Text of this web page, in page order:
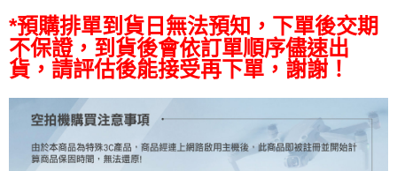
【關於「AFTEE先享後付」】
AFTEE先享後付是「在收到商品之後才付款」的支付方式。 讓您購物簡單
便利好安心！
１．簡單：不需註冊會員、不需綁卡、不需儲值。
２．便利：只要手機號碼，簡訊認證，即可結帳。
３．安心：先確認商品／服務後，再付款。
【「AFTEE先享後付」結帳流程】
１．於結帳方式選擇「AFTEE先享後付」後，將跳轉至「AFTEE先享後付」
結帳頁面，進行簡訊認證並確認金額後，即可完成結帳。
ATM付款
運送方式
每筆NT$75，滿NT$399(含以上)免運費
付款後門市自取
*預購排單到貨日無法預知，下單後交期
不保證，到貨後會依訂單順序儘速出
貨，請評估後能接受再下單，謝謝！